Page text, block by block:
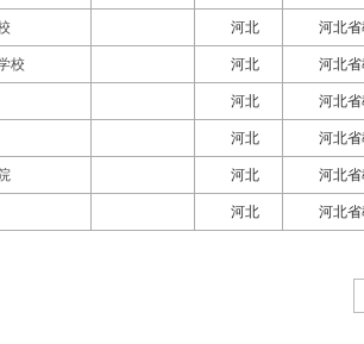
河北 河北
校 河北 河北
河北 河北
河北 河北
河北 河北
河北 河北